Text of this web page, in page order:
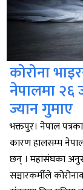
कोरोना
नेपालमा २६
ज्यान गुमाए
भक्तपुर। नेपाल
कारण हालसम्म
छन् । महासंघका
सञ्चारकर्मीले